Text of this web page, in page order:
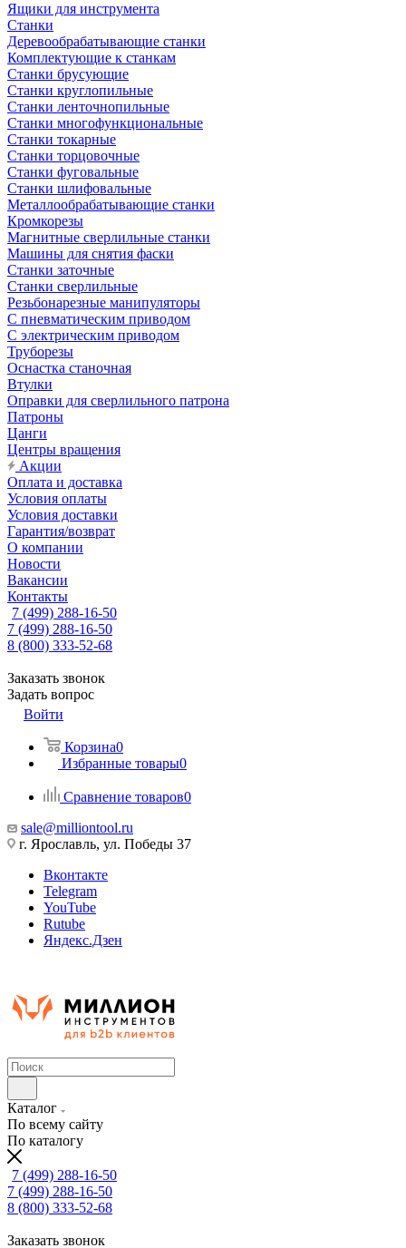
Ящики для инструмента
Станки
Деревообрабатывающие станки
Комплектующие к станкам
Станки брусующие
Станки круглопильные
Станки ленточнопильные
Станки многофункциональные
Станки токарные
Станки торцовочные
Станки фуговальные
Станки шлифовальные
Металлообрабатывающие станки
Кромкорезы
Магнитные сверлильные станки
Машины для снятия фаски
Станки заточные
Станки сверлильные
Резьбонарезные манипуляторы
С пневматическим приводом
С электрическим приводом
Труборезы
Оснастка станочная
Втулки
Оправки для сверлильного патрона
Патроны
Цанги
Центры вращения
Акции
Оплата и доставка
Условия оплаты
Условия доставки
Гарантия/возврат
О компании
Новости
Вакансии
Контакты
7 (499) 288-16-50
7 (499) 288-16-50
8 (800) 333-52-68
Заказать звонок
Задать вопрос
Войти
Корзина0
Избранные товары0
Сравнение товаров0
sale@milliontool.ru
г. Ярославль, ул. Победы 37
Вконтакте
Telegram
YouTube
Rutube
Яндекс.Дзен
Каталог
По всему сайту
По каталогу
7 (499) 288-16-50
7 (499) 288-16-50
8 (800) 333-52-68
Заказать звонок